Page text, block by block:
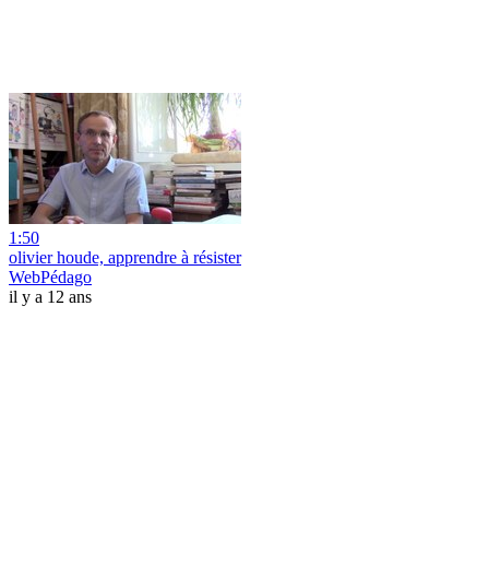
1:50
olivier houde, apprendre à résister
WebPédago
il y a 12 ans